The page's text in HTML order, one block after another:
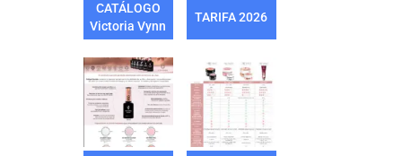
CATÁLOGO
Victoria Vynn
TARIFA 2026